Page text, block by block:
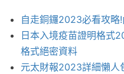
自走銅鑼2023必看攻略
日本入境疫苗證明格式
格式絕密資料
元太財報2023詳細懶人